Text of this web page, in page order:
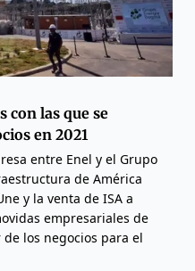
con las que se
en 2021
entre Enel y el Grupo
de América
y la venta de ISA a
empresariales de
los negocios para el